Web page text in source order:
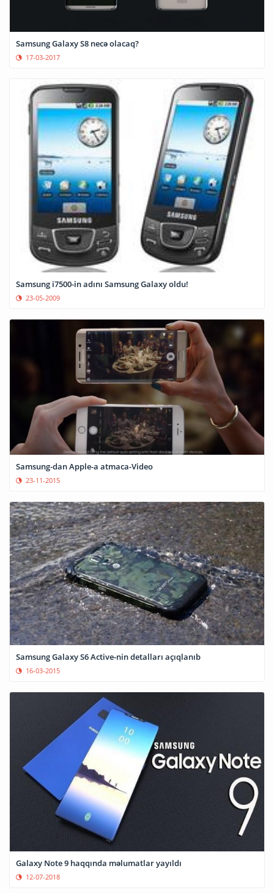
Samsung Galaxy S8 necə olacaq?
17-03-2017
Samsung i7500-in adını Samsung Galaxy oldu!
23-05-2009
Samsung-dan Apple-a atmaca-Video
23-11-2015
Samsung Galaxy S6 Active-nin detalları açıqlanıb
16-03-2015
Galaxy Note 9 haqqında məlumatlar yayıldı
12-07-2018